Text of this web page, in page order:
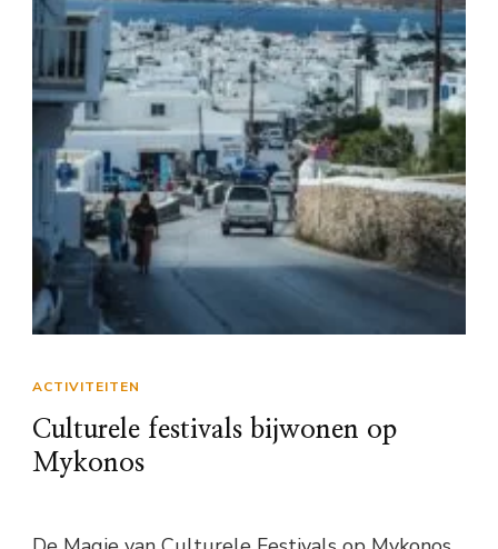
ACTIVITEITEN
Culturele festivals bijwonen op
Mykonos